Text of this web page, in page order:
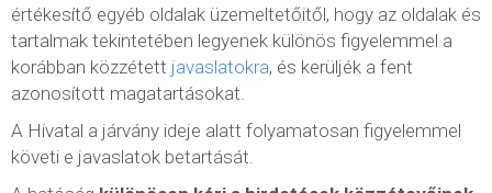
értékesítő egyéb oldalak üzemeltetőitől, hogy az oldalak és
tartalmak tekintetében legyenek különös figyelemmel a
korábban közzétett javaslatokra, és kerüljék a fent
azonosított magatartásokat.
A Hivatal a járvány ideje alatt folyamatosan figyelemmel
követi e javaslatok betartását.